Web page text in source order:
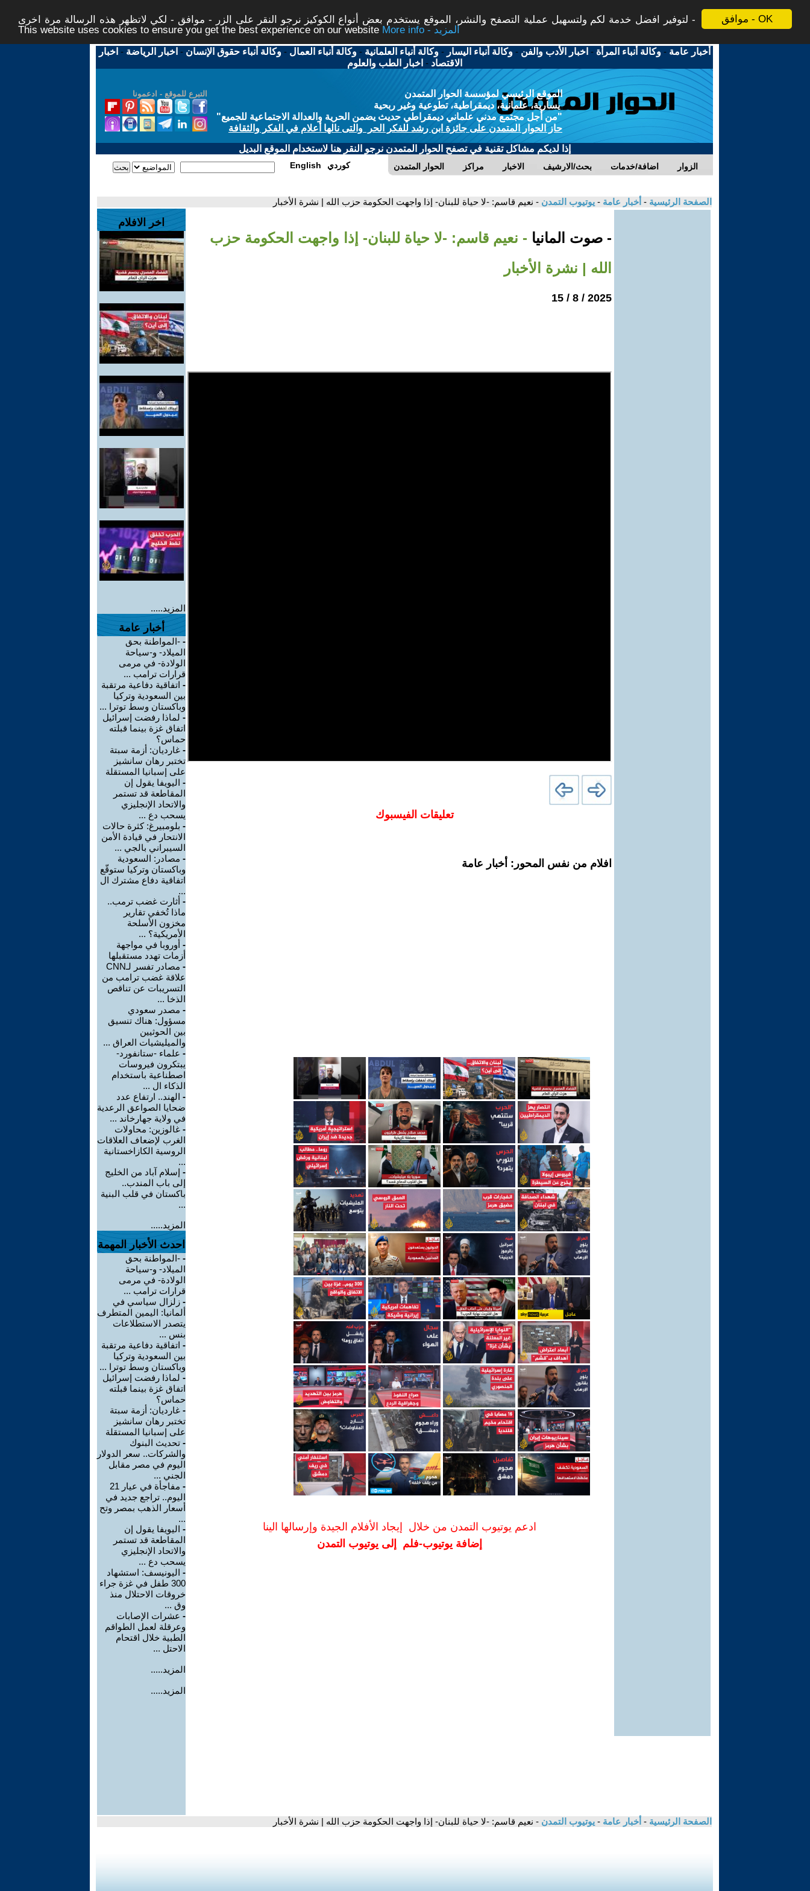
موافق - OK
لتوفير افضل خدمة لكم ولتسهيل عملية التصفح والنشر، الموقع يستخدم بعض أنواع الكوكيز نرجو النقر على الزر - موافق - لكي لاتظهر هذه الرسالة مرة اخرى -
This website uses cookies to ensure you get the best experience on our website
More info - المزيد
أخبار عامة -وكالة أنباء المرأة - اخبار الأدب والفن -وكالة أنباء اليسار -وكالة أنباء العلمانية -وكالة أنباء العمال -وكالة أنباء حقوق الإنسان - اخبار الرياضة - اخبار
الاقتصاد - اخبار الطب والعلوم
التبرع للموقع - ادعمونا
الموقع الرئيسي لمؤسسة الحوار المتمدن
يسارية، علمانية، ديمقراطية، تطوعية وغير ربحية
"من أجل مجتمع مدني علماني ديمقراطي حديث يضمن الحرية والعدالة الاجتماعية للجميع"
حاز الحوار المتمدن على جائزة ابن رشد للفكر الحر والتى نالها أعلام في الفكر والثقافة
إذا لديكم مشاكل تقنية في تصفح الحوار المتمدن نرجو النقر هنا لاستخدام الموقع البديل
الحوار المتمدن مراكز الاخبار بحث/الارشيف اضافة/خدمات الزوار English كوردي
الصفحة الرئيسية - أخبار عامة - يوتيوب التمدن - نعيم قاسم: -لا حياة للبنان- إذا واجهت الحكومة حزب الله | نشرة الأخبار
- صوت المانيا - نعيم قاسم: -لا حياة للبنان- إذا واجهت الحكومة حزب
الله | نشرة الأخبار
2025 / 8 / 15
تعليقات الفيسبوك
افلام من نفس المحور: أخبار عامة
ادعم يوتيوب التمدن من خلال إيجاد الأفلام الجيدة وإرسالها الينا
إضافة يوتيوب-فلم إلى يوتيوب التمدن
اخر الافلام
المزيد.....
أخبار عامة
- -المواطنة بحق
الميلاد- و-سياحة
الولادة- في مرمى
قرارات ترامب ...
- اتفاقية دفاعية مرتقبة
بين السعودية وتركيا
وباكستان وسط توترا ...
- لماذا رفضت إسرائيل
اتفاق غزة بينما قبلته
حماس؟
- غارديان: أزمة سبتة
تختبر رهان سانشيز
على إسبانيا المستقلة
- اليويفا يقول إن
المقاطعة قد تستمر
والاتحاد الإنجليزي
يسحب دع ...
- بلومبيرغ: كثرة حالات
الانتحار في قيادة الأمن
السيبراني بالجي ...
- مصادر: السعودية
وباكستان وتركيا ستوقّع
اتفاقية دفاع مشترك ال
...
- أثارت غضب ترمب..
ماذا تُخفي تقارير
مخزون الأسلحة
الأمريكية؟ ...
- أوروبا في مواجهة
أزمات تهدد مستقبلها
-
مصادر تفسر لـCNN
علاقة غضب ترامب من
التسريبات عن تناقص
الذخا ...
- مصدر سعودي
مسؤول: هناك تنسيق
بين الحوثيين
والميليشيات العراق ...
- علماء -ستانفورد-
يبتكرون فيروسات
اصطناعية باستخدام
الذكاء ال ...
- الهند.. ارتفاع عدد
ضحايا الصواعق الرعدية
في ولاية جهارخاند ...
- غالوزين: محاولات
الغرب لإضعاف العلاقات
الروسية الكازاخستانية
...
- إسلام آباد من الخليج
إلى باب المندب..
باكستان في قلب البنية
...
المزيد.....
احدث الأخبار المهمة
- -المواطنة بحق
الميلاد- و-سياحة
الولادة- في مرمى
قرارات ترامب ...
- زلزال سياسي في
ألمانيا: اليمين المتطرف
يتصدر الاستطلاعات
بنس ...
- اتفاقية دفاعية مرتقبة
بين السعودية وتركيا
وباكستان وسط توترا ...
- لماذا رفضت إسرائيل
اتفاق غزة بينما قبلته
حماس؟
- غارديان: أزمة سبتة
تختبر رهان سانشيز
على إسبانيا المستقلة
- تحديث البنوك
والشركات.. سعر الدولار
اليوم في مصر مقابل
الجني ...
-
مفاجأة في عيار 21
اليوم.. تراجع جديد في
أسعار الذهب بمصر وتح
...
- اليويفا يقول إن
المقاطعة قد تستمر
والاتحاد الإنجليزي
يسحب دع ...
- اليونيسف: استشهاد
300 طفل في غزة جراء
خروقات الاحتلال منذ
وق ...
- عشرات الإصابات
وعرقلة لعمل الطواقم
الطبية خلال اقتحام
الاحتل ...
المزيد.....
المزيد.....
الصفحة الرئيسية - أخبار عامة - يوتيوب التمدن - نعيم قاسم: -لا حياة للبنان- إذا واجهت الحكومة حزب الله | نشرة الأخبار